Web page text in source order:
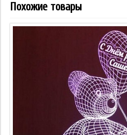
Похожие товары